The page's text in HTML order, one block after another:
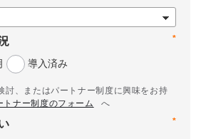
*
導入済み
、またはパートナー制度に興味をお持
トナー制度のフォーム
へ
*